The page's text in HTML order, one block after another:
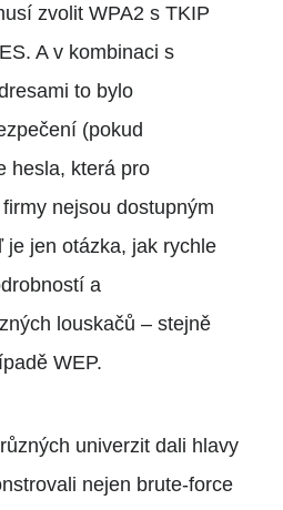
zvolit WPA2 s TKIP
A v kombinaci s
to bylo
(pokud
hesla, která pro
nejsou dostupným
je jen otázka, jak rychle
a
louskačů – stejně
WEP.
univerzit dali hlavy
nejen brute-force